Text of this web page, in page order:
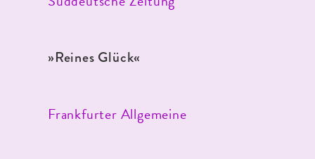
»Reines Glück«
Frankfurter Allgemeine